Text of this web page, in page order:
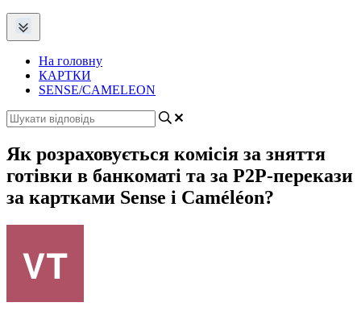
На головну
КАРТКИ
SENSE/СAMELEON
Як розраховується комісія за зняття
готівки в банкоматі та за Р2Р-перекази
за картками Sense і Сaméléon?